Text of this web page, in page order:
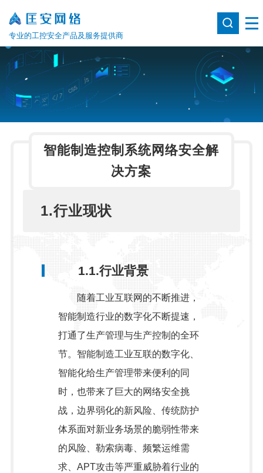
专业的工控安全产品及服务提供商
智能制造控制系统网络安全解
决方案
1.行业现状
1.1.行业背景
随着工业互联网的不断推进，
智能制造行业的数字化不断提速，
打通了生产管理与生产控制的全环
节。智能制造工业互联的数字化、
智能化给生产管理带来便利的同
时，也带来了巨大的网络安全挑
战，边界弱化的新风险、传统防护
体系面对新业务场景的脆弱性带来
的风险、勒索病毒、频繁运维需
求、APT攻击等严重威胁着行业的